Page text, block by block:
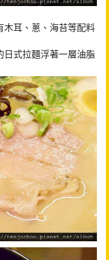
木耳、蔥、海苔等配料
日式拉麵浮著一層油脂